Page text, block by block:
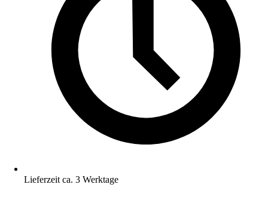
Lieferzeit ca. 3 Werktage